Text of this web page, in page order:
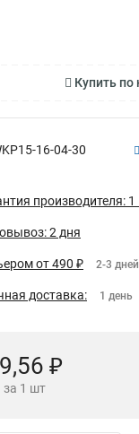
Купить по
16-04-30
производителя: 1
2 дня
от 490 ₽ 2-3 дней
доставка: 1 день
₽
за 1 шт